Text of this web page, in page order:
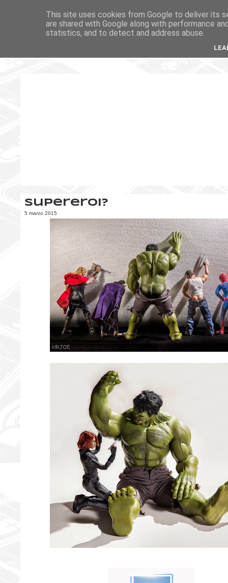
Supereroi?
5 marzo 2015
This site uses cookies from Google to deliver its
are shared with Google along with performance
statistics, and to detect and address abuse.